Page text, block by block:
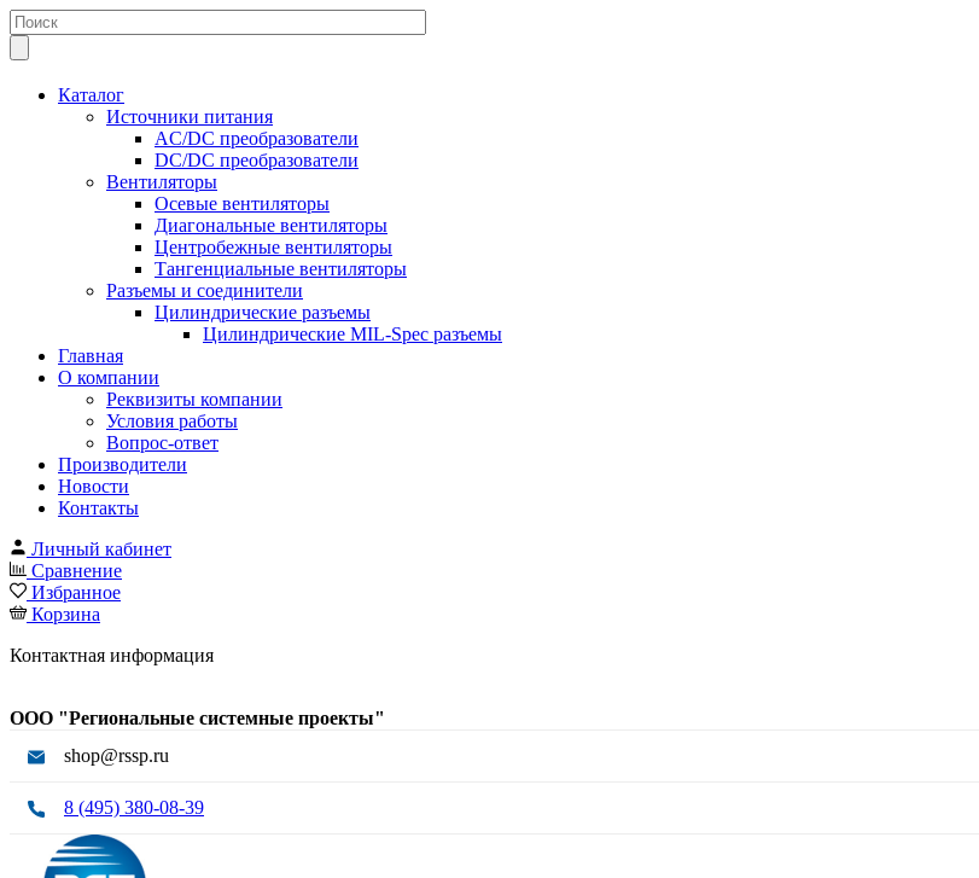
Каталог
Источники питания
AC/DC преобразователи
DC/DC преобразователи
Вентиляторы
Осевые вентиляторы
Диагональные вентиляторы
Центробежные вентиляторы
Тангенциальные вентиляторы
Разъемы и соединители
Цилиндрические разъемы
Цилиндрические MIL-Spec разъемы
Главная
О компании
Реквизиты компании
Условия работы
Вопрос-ответ
Производители
Новости
Контакты
Личный кабинет
Сравнение
Избранное
Корзина
Контактная информация
ООО "Региональные системные проекты"
shop@rssp.ru
8 (495) 380-08-39